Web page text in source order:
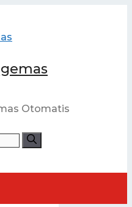
Otomatis